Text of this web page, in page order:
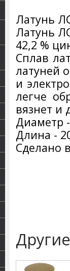
Латунь
Латунь
42,2 %
Сплав
латуней
и
легче
вязнет и
Диаметр
Длина -
Сделано